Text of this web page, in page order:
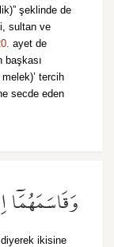
şeklinde de
sultan ve
ayet de
başkası
tercih
secde eden
وَقَاسَمَهُمَٓا
ikisine